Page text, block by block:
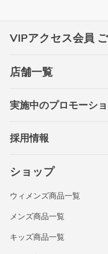
VIPアクセス会員
店舗一覧
実施中のプロモーシ
採用情報
ショップ
ウィメンズ商品一覧
メンズ商品一覧
キッズ商品一覧